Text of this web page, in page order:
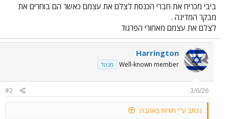
ביבי מכריח את חברי הכנסת לצלם את עצמם כאשר הם בוחרים את
מבקר המדינה .
לצלם את עצמם מאחורי הפרגוד
Harrington
Well-known member מנהל
3/6/26
#2
נכתב ע"י חורזת באהבה: